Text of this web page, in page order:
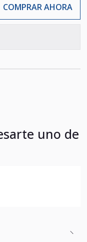
COMPRAR AHORA
uno de